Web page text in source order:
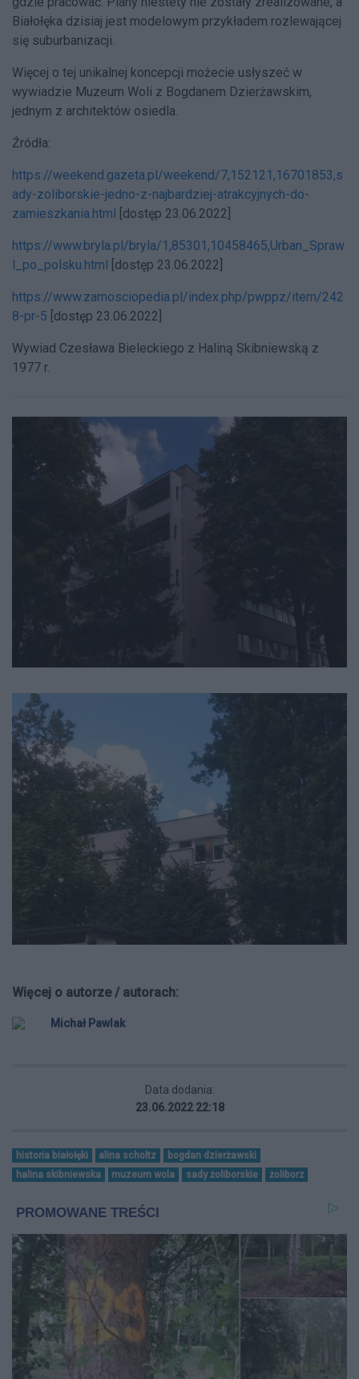
Białołęka dzisiaj jest modelowym przykładem rozlewającej
się suburbanizacji.
Więcej o tej unikalnej koncepcji możecie usłyszeć w
wywiadzie Muzeum Woli z Bogdanem Dzierżawskim,
jednym z architektów osiedla.
Źródła:
https://weekend.gazeta.pl/weekend/7,152121,16701853,s
ady-zoliborskie-jedno-z-najbardziej-atrakcyjnych-do-
zamieszkania.html [dostęp 23.06.2022]
https://www.bryla.pl/bryla/1,85301,10458465,Urban_Spraw
l_po_polsku.html [dostęp 23.06.2022]
https://www.zamosciopedia.pl/index.php/pwppz/item/242
8-pr-5 [dostęp 23.06.2022]
Wywiad Czesława Bieleckiego z Haliną Skibniewską z
1977 r.
Więcej o autorze / autorach:
Michał Pawlak
Data dodania:
23.06.2022 22:18
historia białołęki alina scholtz
bogdan dzierżawski
halina skibniewska
muzeum wola sady żoliborskie żoliborz